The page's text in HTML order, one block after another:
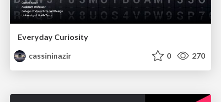
Everyday Curiosity
cassininazir
0 270